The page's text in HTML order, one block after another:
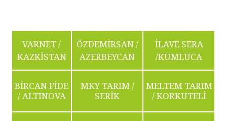
VARNET /
KAZKİSTAN
ÖZDEMİRSAN /
AZERBEYCAN
İLAVE SERA
/KUMLUCA
BİRCAN FİDE
/ ALTINOVA
MKY TARIM /
SERİK
MELTEM TARIM
/ KORKUTELİ